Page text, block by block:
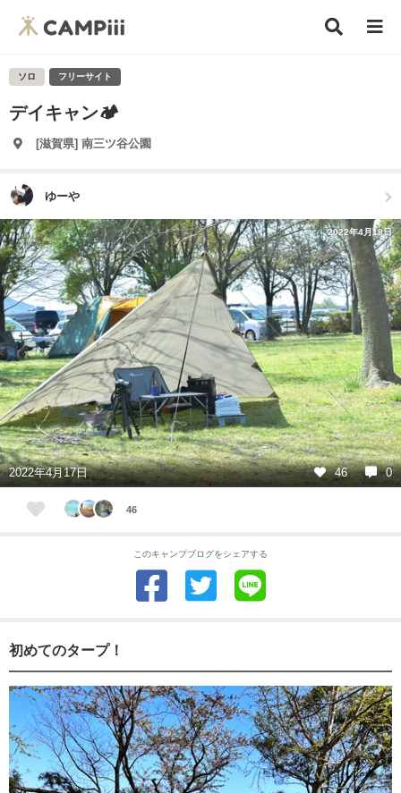
ソロ フリーサイト
デイキャン🏕
[滋賀県] 南三ツ谷公園
ゆーや
2022年4月18日
2022年4月17日 46 0
46
このキャンプブログをシェアする
初めてのタープ！